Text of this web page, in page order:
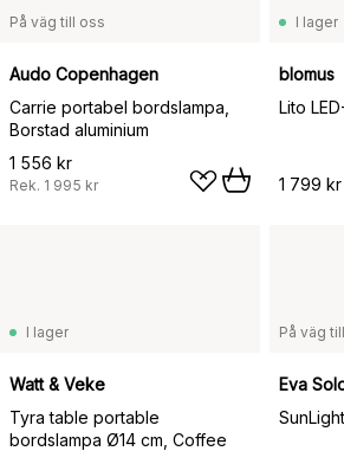
På väg till oss
Audo Copenhagen
Carrie portabel bordslampa,
Borstad aluminium
1 556 kr
Rek. 1 995 kr
I lager
blomus
Lito
1 799 kr
I lager
Watt & Veke
Tyra table portable
bordslampa Ø14 cm, Coffee
På väg
Eva